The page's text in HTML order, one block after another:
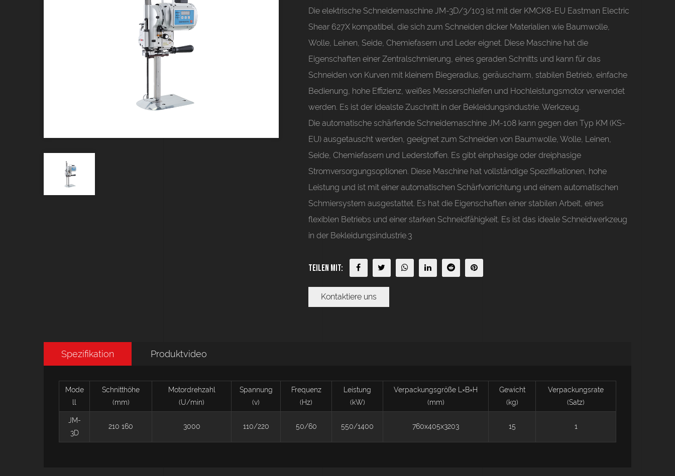
Die elektrische Schneidemaschine JM-3D/3/103 ist mit der KMCK8-EU Eastman Electric
Shear 627X kompatibel, die sich zum Schneiden dicker Materialien wie Baumwolle,
Wolle, Leinen, Seide, Chemiefasern und Leder eignet. Diese Maschine hat die
Eigenschaften einer Zentralschmierung, eines geraden Schnitts und kann für das
Schneiden von Kurven mit kleinem Biegeradius, geräuscharm, stabilen Betrieb, einfache
Bedienung, hohe Effizienz, weißes Messerschleifen und Hochleistungsmotor verwendet
werden. Es ist der idealste Zuschnitt in der Bekleidungsindustrie. Werkzeug.
Die automatische schärfende Schneidemaschine JM-108 kann gegen den Typ KM (KS-
EU) ausgetauscht werden, geeignet zum Schneiden von Baumwolle, Wolle, Leinen,
Seide, Chemiefasern und Lederstoffen. Es gibt einphasige oder dreiphasige
Stromversorgungsoptionen. Diese Maschine hat vollständige Spezifikationen, hohe
Leistung und ist mit einer automatischen Schärfvorrichtung und einem automatischen
Schmiersystem ausgestattet. Es hat die Eigenschaften einer stabilen Arbeit, eines
flexiblen Betriebs und einer starken Schneidfähigkeit. Es ist das ideale Schneidwerkzeug
in der Bekleidungsindustrie.3
Teilen mit:
Kontaktiere uns
Spezifikation Produktvideo
Mode
Schnitthöhe
(mm)
Motordrehzahl
(U/min)
Spannung
(v)
Frequenz
(Hz)
Leistung
(kW)
Verpackungsgröße L×B×H
(mm)
Gewicht
(kg)
Verpackungsrate
(Satz)
JM-
3D
210 160 3000 110/220 50/60 550/1400 760x405x3203 15 1